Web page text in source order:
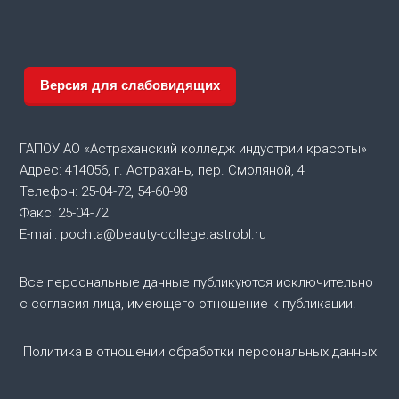
а
ц
и
я
п
о
з
а
Версия для слабовидящих
ГАПОУ АО «Астраханский колледж индустрии красоты»
Адрес: 414056, г. Астрахань, пер. Смоляной, 4
Телефон: 25-04-72, 54-60-98
Факс: 25-04-72
E-mail: pochta@beauty-college.astrobl.ru
Все персональные данные публикуются исключительно
с согласия лица, имеющего отношение к публикации.
Политика в отношении обработки персональных данных